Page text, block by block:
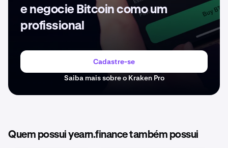
e negocie Bitcoin como um
profissional
Cadastre-se
Saiba mais sobre o Kraken Pro
Quem possui yearn.finance também possui